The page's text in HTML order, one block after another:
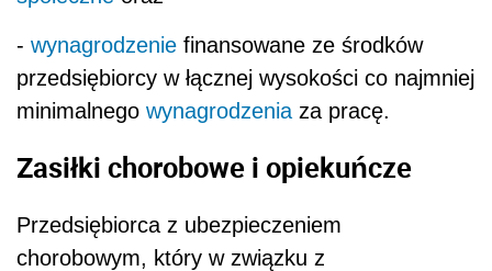
- wynagrodzenie finansowane ze środków
przedsiębiorcy w łącznej wysokości co najmniej
minimalnego wynagrodzenia za pracę.
Zasiłki chorobowe i opiekuńcze
Przedsiębiorca z ubezpieczeniem
chorobowym, który w związku z